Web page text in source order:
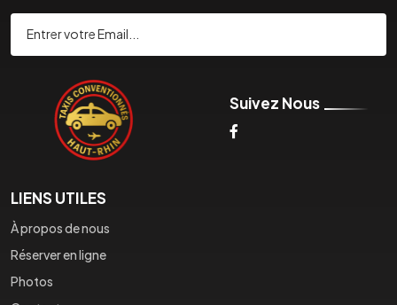
Suivez Nous
LIENS UTILES
À propos de nous
Réserver en ligne
Photos